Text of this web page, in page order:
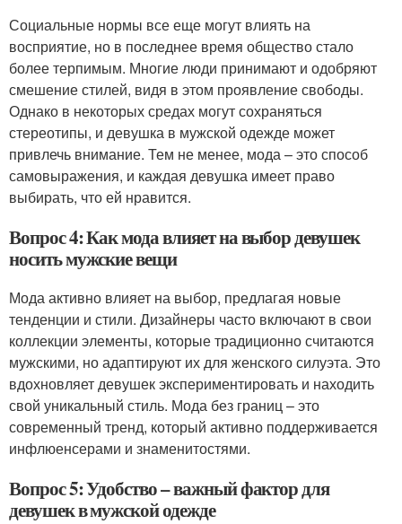
Социальные нормы все еще могут влиять на
восприятие, но в последнее время общество стало
более терпимым. Многие люди принимают и одобряют
смешение стилей, видя в этом проявление свободы.
Однако в некоторых средах могут сохраняться
стереотипы, и девушка в мужской одежде может
привлечь внимание. Тем не менее, мода – это способ
самовыражения, и каждая девушка имеет право
выбирать, что ей нравится.
Вопрос 4: Как мода влияет на выбор девушек
носить мужские вещи
Мода активно влияет на выбор, предлагая новые
тенденции и стили. Дизайнеры часто включают в свои
коллекции элементы, которые традиционно считаются
мужскими, но адаптируют их для женского силуэта. Это
вдохновляет девушек экспериментировать и находить
свой уникальный стиль. Мода без границ – это
современный тренд, который активно поддерживается
инфлюенсерами и знаменитостями.
Вопрос 5: Удобство – важный фактор для
девушек в мужской одежде